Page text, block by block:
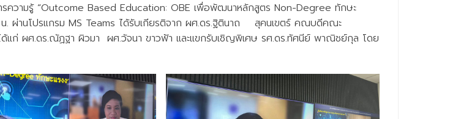
ารความรู้ “Outcome Based Education: OBE เพื่อพัฒนาหลักสูตร Non-Degree ทักษะ
ผ่านโปรแกรม MS Teams ได้รับเกียรติจาก ผศ.ดร.ฐิตินาถ สุคนเขตร์ คณบดีคณะ
ได้แก่ ผศ.ดร.ณัฏฐา ผิวมา ผศ.วัจนา ขาวฟ้า และแขกรับเชิญพิเศษ รศ.ดร.ทัศนีย์ พาณิชย์กุล โดย